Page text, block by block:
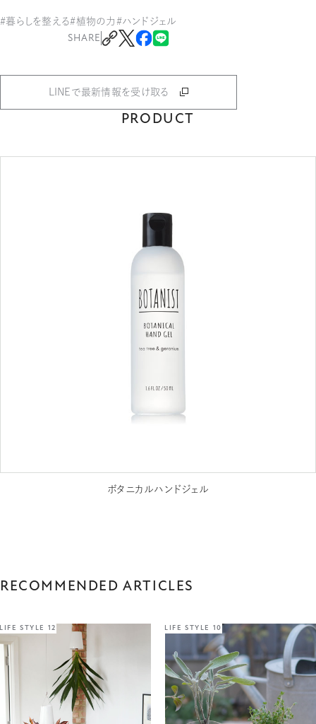
#暮らしを整える#植物の力 #ハンドジェル
SHARE
LINEで最新情報を受け取る
PRODUCT
ボタニカルハンドジェル
RECOMMENDED ARTICLES
LIFE STYLE 12 LIFE STYLE 10